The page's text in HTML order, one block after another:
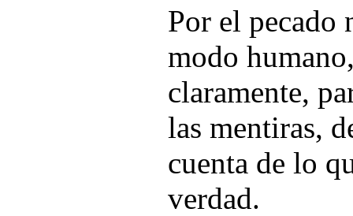
Por el pecado
modo
claramente,
las mentiras,
cuenta de lo
verdad.